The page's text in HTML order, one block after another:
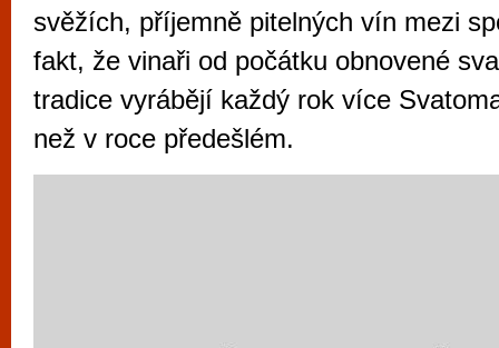
svěžích, příjemně pitelných vín mezi
fakt, že vinaři od počátku obnovené
tradice vyrábějí každý rok více
než v roce předešlém.
vyzkoušet různé kasinové hry. V
metropoli naleznete širokou nabídku her
po moderní automaty jak pro pravidelné
příležitostné hráče. V...